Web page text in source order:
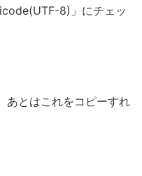
8)」にチェッ
あとはこれをコピーすれ